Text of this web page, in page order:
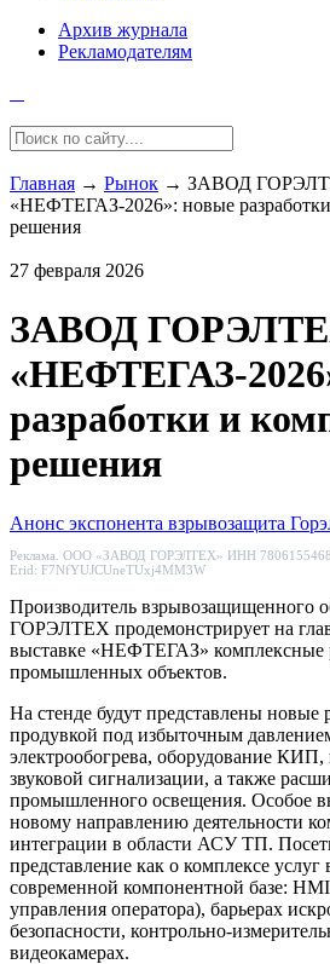
Архив журнала
Рекламодателям
Главная → Рынок → ЗАВОД
«НЕФТЕГАЗ-2026»: новые
решения
27 февраля 2026
ЗАВОД
«НЕФТЕГАЗ-
разработки и
решения
Анонс экспонента взрывозащита
Реклама. ООО «ЗАВОД ГОРЭЛТЕХ» ИНН 7806155468
Erid: F7NfYUJCUneTUxj4MM3W
Производитель взрывозащищенного
ГОРЭЛТЕХ продемонстрирует на
выставке «НЕФТЕГАЗ» комплексные
промышленных объектов.
На стенде будут представлены новые
продувкой под избыточным
электрообогрева, оборудование КИП,
звуковой сигнализации, а также
промышленного освещения. Особое
новому направлению деятельности
интеграции в области АСУ ТП.
представление как о комплексе услуг
современной компонентной базе:
управления оператора), барьерах
безопасности, контрольно-
видеокамерах.